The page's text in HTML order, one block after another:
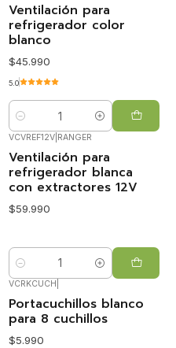
Ventilación para
refrigerador color
blanco
$45.990
5.0
Cantidad
VCVREF12V| RANGER
Ventilación para
refrigerador blanca
con extractores 12V
$59.990
Cantidad
VCRKCUCH
Portacuchillos blanco
para 8 cuchillos
$5.990